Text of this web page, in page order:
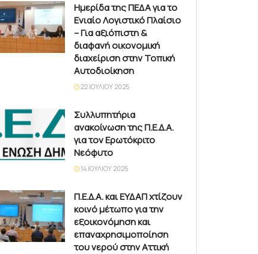
Ημερίδα της ΠΕΔΑ για το
Ενιαίο Λογιστικό Πλαίσιο
– Για αξιόπιστη &
διαφανή οικονομική
διαχείριση στην Τοπική
Αυτοδιοίκηση
22 ΙΟΥΛΊΟΥ 2025
Συλλυπητήρια
ανακοίνωση της Π.Ε.Δ.Α.
για τον Ερωτόκριτο
Νεόφυτο
14 ΙΟΥΛΊΟΥ 2025
Π.Ε.Δ.Α. και ΕΥΔΑΠ χτίζουν
κοινό μέτωπο για την
εξοικονόμηση και
επαναχρησιμοποίηση
του νερού στην Αττική